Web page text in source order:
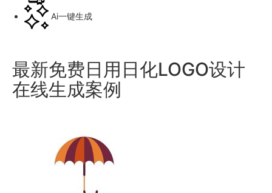
Ai一键生成
最新免费日用日化LOGO设计
在线生成案例